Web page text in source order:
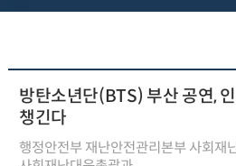
방탄소년단(BTS) 부산 공연,
챙긴다
행정안전부 재난안전관리본부 사회재